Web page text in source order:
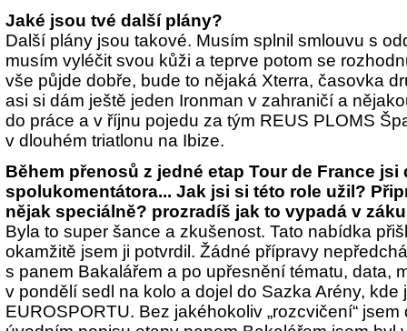
Jaké jsou tvé další plány?
Další plány jsou takové. Musím splnil smlouvu s
musím vyléčit svou kůži a teprve potom se
vše půjde dobře, bude to nějaká Xterra, časovka
asi si dám ještě jeden Ironman v zahraničí a
do práce a v říjnu pojedu za tým REUS PLOMS
v dlouhém triatlonu na Ibize.
Během přenosů z jedné etap Tour de France jsi
spolukomentátora... Jak jsi si této role užil?
nějak speciálně? prozradíš jak to vypadá v
Byla to super šance a zkušenost. Tato nabídka
okamžitě jsem ji potvrdil. Žádné přípravy
s panem Bakalářem a po upřesnění tématu, data,
v pondělí sedl na kolo a dojel do Sazka Arény, kde
EUROSPORTU. Bez jakéhokoliv „rozcvičení“